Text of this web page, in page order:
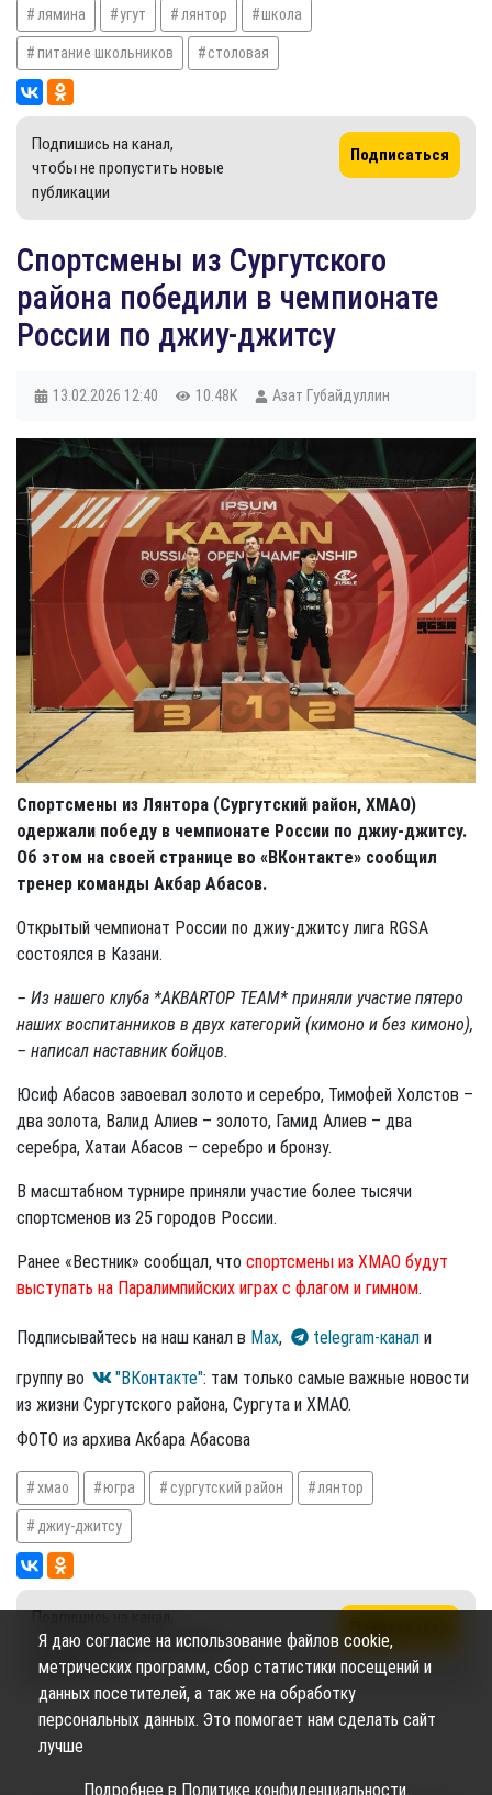
лямина угут лянтор школа
питание школьников столовая
Подпишись на канал,
чтобы не пропустить новые
публикации
Подписаться
​Спортсмены из Сургутского
района победили в чемпионате
России по джиу-джитсу
13.02.2026 12:40 10.48K Азат Губайдуллин
Спортсмены из Лянтора (Сургутский район, ХМАО)
одержали победу в чемпионате России по джиу-джитсу.
Об этом на своей странице во «ВКонтакте» сообщил
тренер команды Акбар Абасов.
Открытый чемпионат России по джиу-джитсу лига RGSA
состоялся в Казани.
– Из нашего клуба *AKBARTOP TEAM* приняли участие пятеро
наших воспитанников в двух категорий (кимоно и без кимоно),
– написал наставник бойцов.
Юсиф Абасов завоевал золото и серебро, Тимофей Холстов –
два золота, Валид Алиев – золото, Гамид Алиев – два
серебра, Хатаи Абасов – серебро и бронзу.
В масштабном турнире приняли участие более тысячи
спортсменов из 25 городов России.
Ранее «Вестник» сообщал, что спортсмены из ХМАО будут
выступать на Паралимпийских играх с флагом и гимном.
Подписывайтесь на наш канал в Max, telegram-канал и
группу во
"ВКонтакте": там только самые важные новости
из жизни Сургутского района, Сургута и ХМАО.
ФОТО из архива Акбара Абасова
хмао югра сургутский район лянтор
джиу-джитсу
Подпишись на канал,
чтобы не пропустить новые
публикации
Я даю согласие на использование файлов cookie,
метрических программ, сбор статистики посещений и
данных посетителей, а так же на обработку
персональных данных. Это помогает нам сделать сайт
лучше
Подробнее в Политике конфиденциальности.